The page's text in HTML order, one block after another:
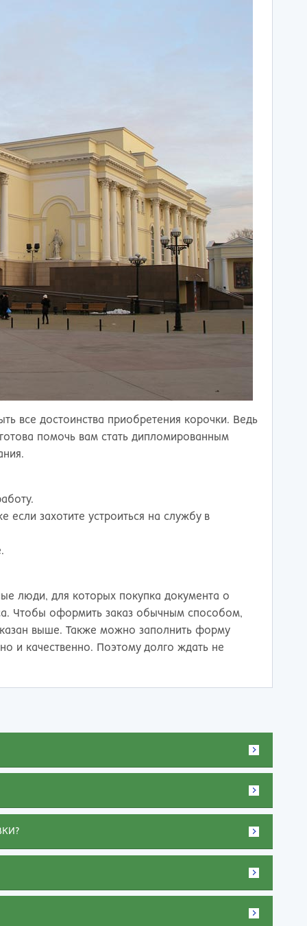
все достоинства приобретения корочки. Ведь
помочь вам стать дипломированным
захотите устроиться на службу в
люди, для которых покупка документа о
Чтобы оформить заказ обычным способом,
выше. Также можно заполнить форму
и качественно. Поэтому долго ждать не